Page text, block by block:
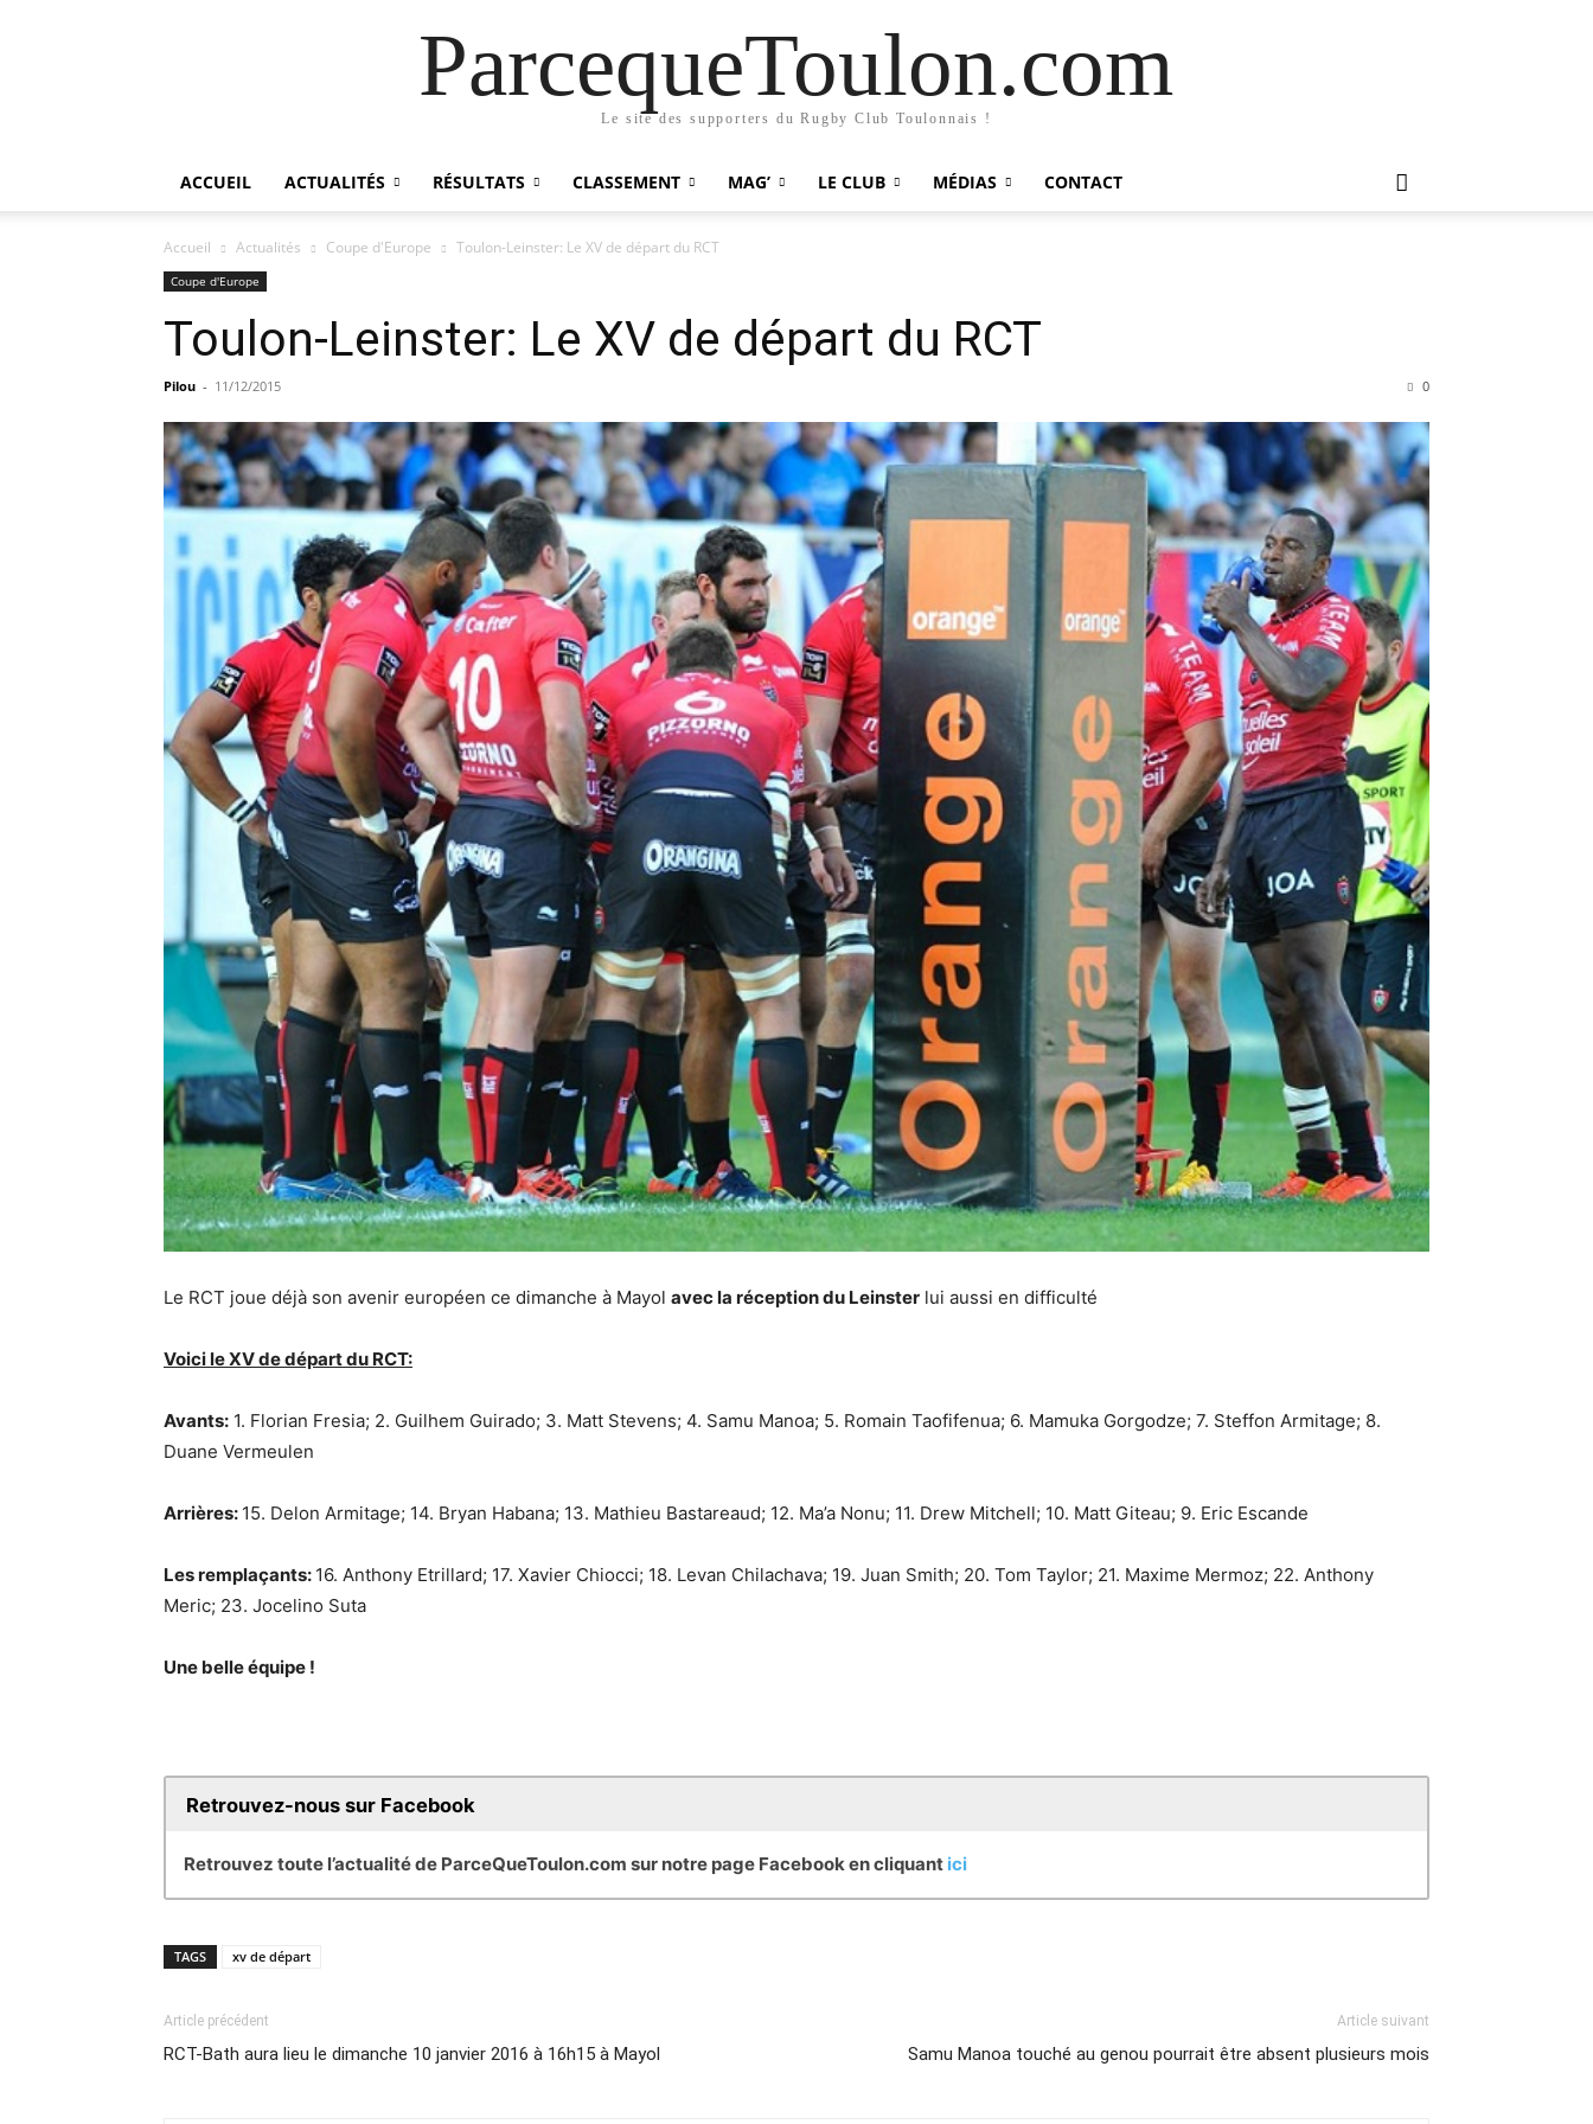
ParcequeToulon.com
Le site des supporters du Rugby Club Toulonnais !
ACCUEIL ACTUALITÉS RÉSULTATS CLASSEMENT MAG’ LE CLUB MÉDIAS CONTACT
Accueil Actualités Coupe d'Europe Toulon-Leinster: Le XV de départ du RCT
Coupe d'Europe
Toulon-Leinster: Le XV de départ du RCT
Pilou - 11/12/2015 0
Le RCT joue déjà son avenir européen ce dimanche à Mayol avec la réception du Leinster lui aussi en difficulté
Voici le XV de départ du RCT:
Avants: 1. Florian Fresia; 2. Guilhem Guirado; 3. Matt Stevens; 4. Samu Manoa; 5. Romain Taofifenua; 6. Mamuka Gorgodze; 7. Steffon Armitage; 8.
Duane Vermeulen
Arrières: 15. Delon Armitage; 14. Bryan Habana; 13. Mathieu Bastareaud; 12. Ma’a Nonu; 11. Drew Mitchell; 10. Matt Giteau; 9. Eric Escande
Les remplaçants: 16. Anthony Etrillard; 17. Xavier Chiocci; 18. Levan Chilachava; 19. Juan Smith; 20. Tom Taylor; 21. Maxime Mermoz; 22. Anthony
Meric; 23. Jocelino Suta
Une belle équipe !
Retrouvez-nous sur Facebook
Retrouvez toute l’actualité de ParceQueToulon.com sur notre page Facebook en cliquant ici
TAGS xv de départ
Article précédent
RCT-Bath aura lieu le dimanche 10 janvier 2016 à 16h15 à Mayol
Article suivant
Samu Manoa touché au genou pourrait être absent plusieurs mois